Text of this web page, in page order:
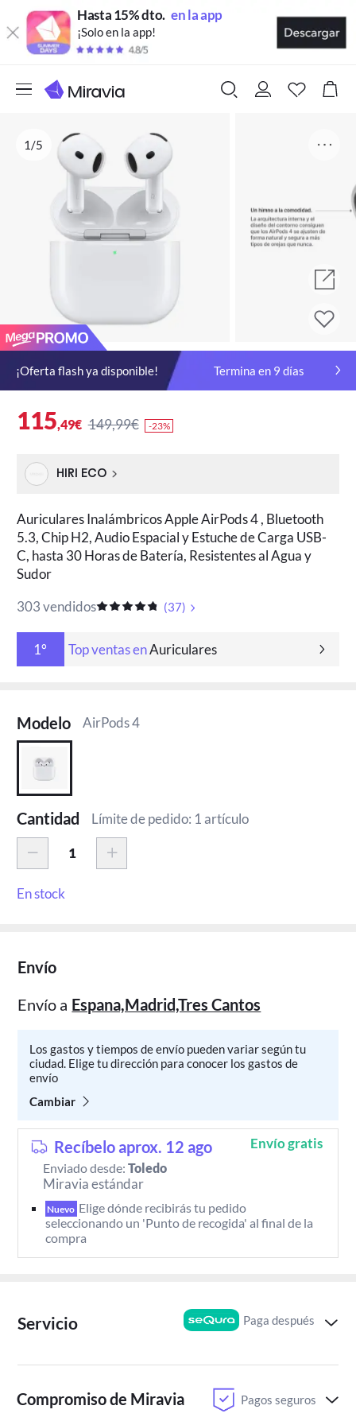
Hasta 15% dto. en la app
¡Solo en la app!
1/5
¡Oferta flash ya disponible! Termina en 9 días
115,49€ 149,99€ -23%
HIRI ECO
Auriculares Inalámbricos Apple AirPods 4 , Bluetooth
5.3, Chip H2, Audio Espacial y Estuche de Carga USB-
C, hasta 30 Horas de Batería, Resistentes al Agua y
Sudor
303 vendidos
(37)
1° Top ventas enAuriculares
Modelo AirPods 4
Cantidad Límite de pedido: 1 artículo
En stock
Envío
Envío a Espana,Madrid,Tres Cantos
Los gastos y tiempos de envío pueden variar según tu
ciudad. Elige tu dirección para conocer los gastos de
envío
Cambiar
Recíbelo aprox. 12 ago Envío gratis
Enviado desde:Toledo
Miravia estándar
Nuevo Elige dónde recibirás tu pedido
seleccionando un 'Punto de recogida' al final de la
compra
Servicio Paga después
Compromiso de Miravia Pagos seguros